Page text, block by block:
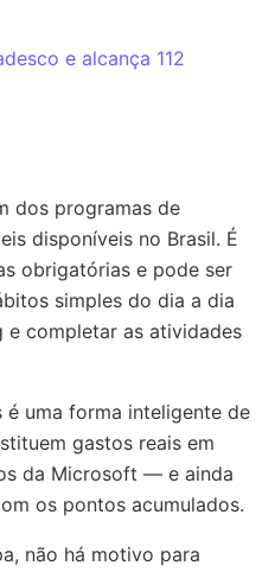
e alcança 112
dos programas de
disponíveis no Brasil. É
obrigatórias e pode ser
simples do dia a dia
completar as atividades
uma forma inteligente de
gastos reais em
da Microsoft — e ainda
os pontos acumulados.
não há motivo para